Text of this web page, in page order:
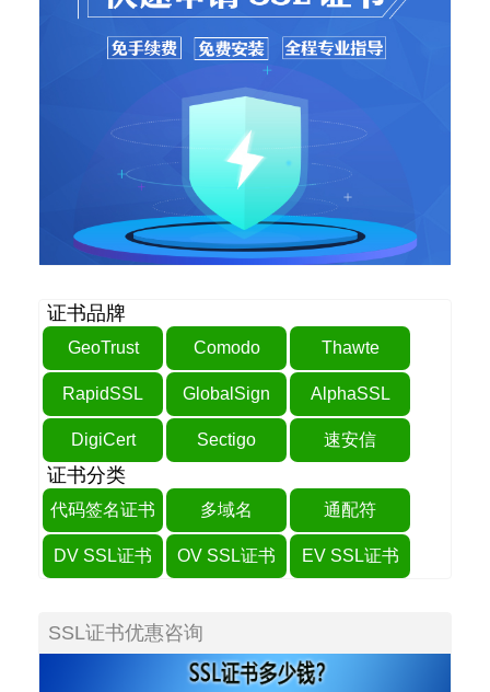
证书品牌
GeoTrust Comodo Thawte
RapidSSL GlobalSign AlphaSSL
DigiCert Sectigo 速安信
证书分类
代码签名证书 多域名 通配符
DV SSL证书 OV SSL证书 EV SSL证书
SSL证书优惠咨询